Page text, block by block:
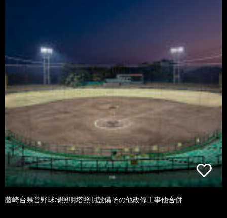
藤崎台県営野球場照明塔照明設備その他改修工事他合併